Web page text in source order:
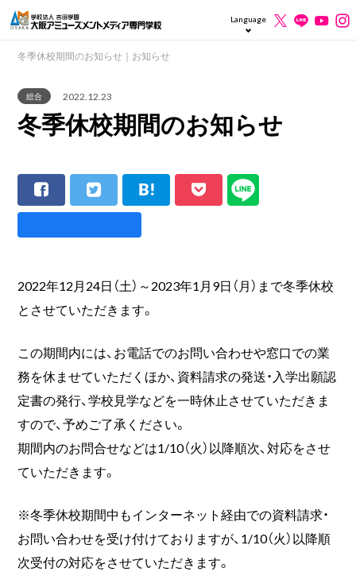
Language
冬季休校期間のお知らせ｜お知らせ
総合 2022.12.23
冬季休校期間のお知らせ
2022年12月24日（土）～2023年1月9日（月）まで冬季休校
とさせていただきます。
この期間内には、お電話でのお問い合わせや窓口での業
務を休ませていただくほか、資料請求の発送・入学出願認
定書の発行、学校見学などを一時休止させていただきま
すので、予めご了承ください。
期間内のお問合せなどは1/10（火）以降順次、対応をさせ
ていただきます。
※冬季休校期間中もインターネット経由での資料請求・
お問い合わせを受け付けておりますが、1/10（火）以降順
次受付の対応をさせていただきます。